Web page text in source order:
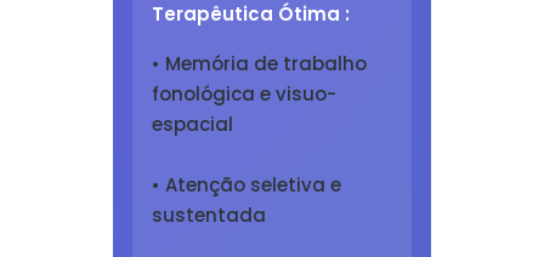
Terapêutica Ótima :
• Memória de trabalho
fonológica e visuo-
espacial
• Atenção seletiva e
sustentada